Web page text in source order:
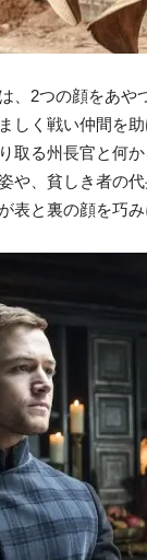
、2つの顔をあ
しく戦い仲間を
取る州長官と何
や、貧しき者の
表と裏の顔を巧